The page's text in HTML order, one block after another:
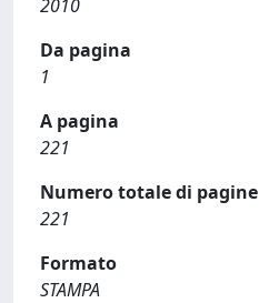
2010
Da pagina
1
A pagina
221
Numero totale di pagine
221
Formato
STAMPA